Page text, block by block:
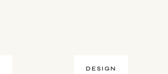
DESIGN